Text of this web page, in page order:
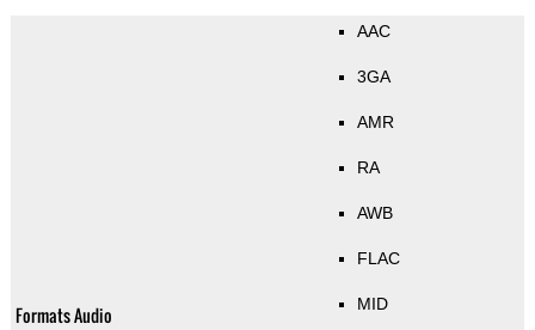
Formats Audio
AAC
3GA
AMR
RA
AWB
FLAC
MID